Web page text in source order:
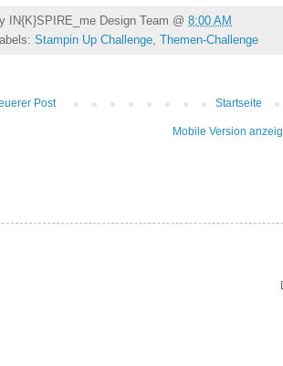
IN{K}SPIRE_me Design Team @ 8:00 AM
Stampin Up Challenge, Themen-Challenge
Post Startseite
Mobile Version